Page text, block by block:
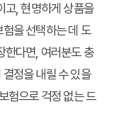
고, 현명하게 상품을
을 선택하는 데 도
한다면, 여러분도 충
정을 내릴 수 있을
험으로 걱정 없는 드